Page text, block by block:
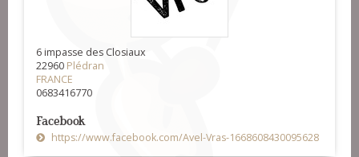
6 impasse des Closiaux
22960 Plédran
FRANCE
0683416770
Facebook
https://www.facebook.com/Avel-Vras-1668608430095628